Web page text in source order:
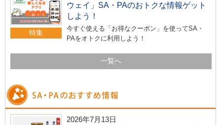
特集
ウェイ」SA・PAのおトクな情報ゲット
しよう！
今すぐ使える「お得なクーポン」を使ってSA・
PAをオトクに利用しよう！
一覧へ
2026年7月13日